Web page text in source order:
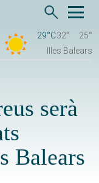
29°C32°
25°
Illes Balears
serà
Balears